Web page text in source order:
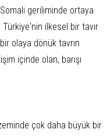
geriliminde ortaya
Türkiye'nin ilkesel bir tavır
olaya dönük tavrın
içinde olan, barışı
çok daha büyük bir